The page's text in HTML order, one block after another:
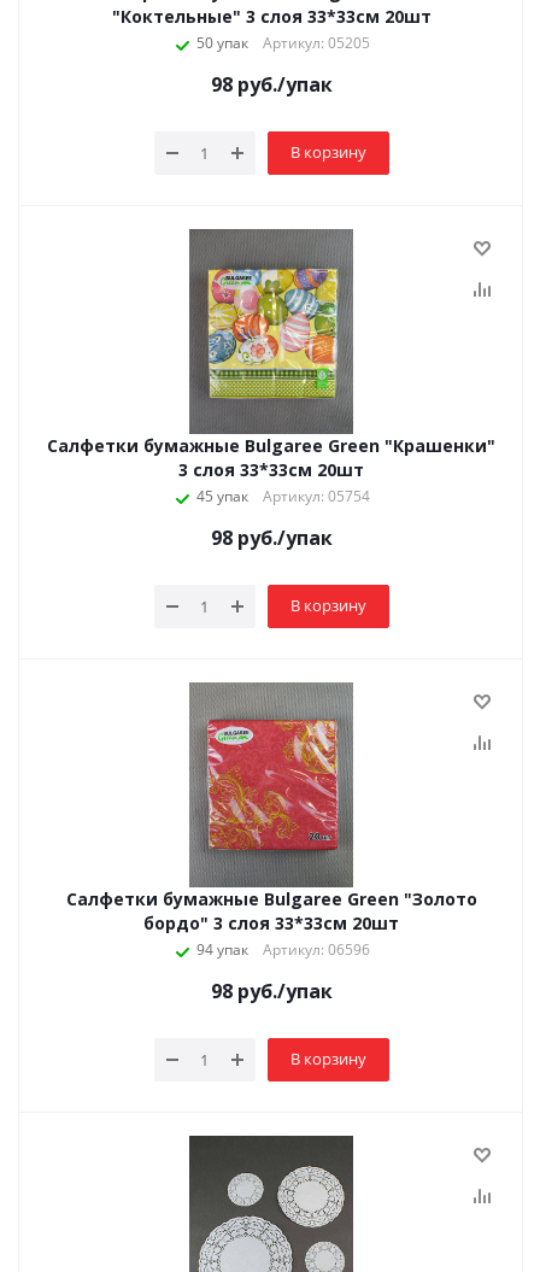
"Коктельные" 3 слоя 33*33см 20шт
50 упак Артикул: 05205
98руб./упак
В корзину
Салфетки бумажные Bulgaree Green "Крашенки"
3 слоя 33*33см 20шт
45 упак Артикул: 05754
98руб./упак
В корзину
Салфетки бумажные Bulgaree Green "Золото
бордо" 3 слоя 33*33см 20шт
94 упак Артикул: 06596
98руб./упак
В корзину